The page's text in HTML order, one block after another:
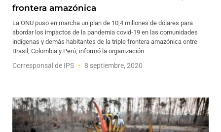
frontera amazónica
La ONU puso en marcha un plan de 10,4 millones de dólares para
abordar los impactos de la pandemia covid-19 en las comunidades
indígenas y demás habitantes de la triple frontera amazónica entre
Brasil, Colombia y Perú, informó la organización
Corresponsal de IPS 8 septiembre, 2020